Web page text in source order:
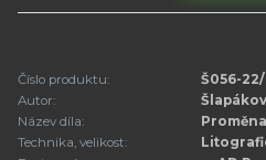
Číslo produktu:
Š056-22/
Autor:
Název díla:
Technika, velikost: